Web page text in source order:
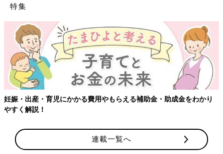
特集
妊娠・出産・育児にかかる費用やもらえる補助金・助成金をわかり
やすく解説！
連載一覧へ